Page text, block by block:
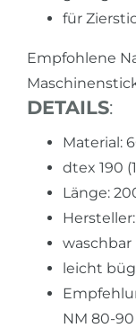
für
Empfohlene
DETAILS:
Material:
dtex 190
Länge:
waschbar
leicht
NM 80-90